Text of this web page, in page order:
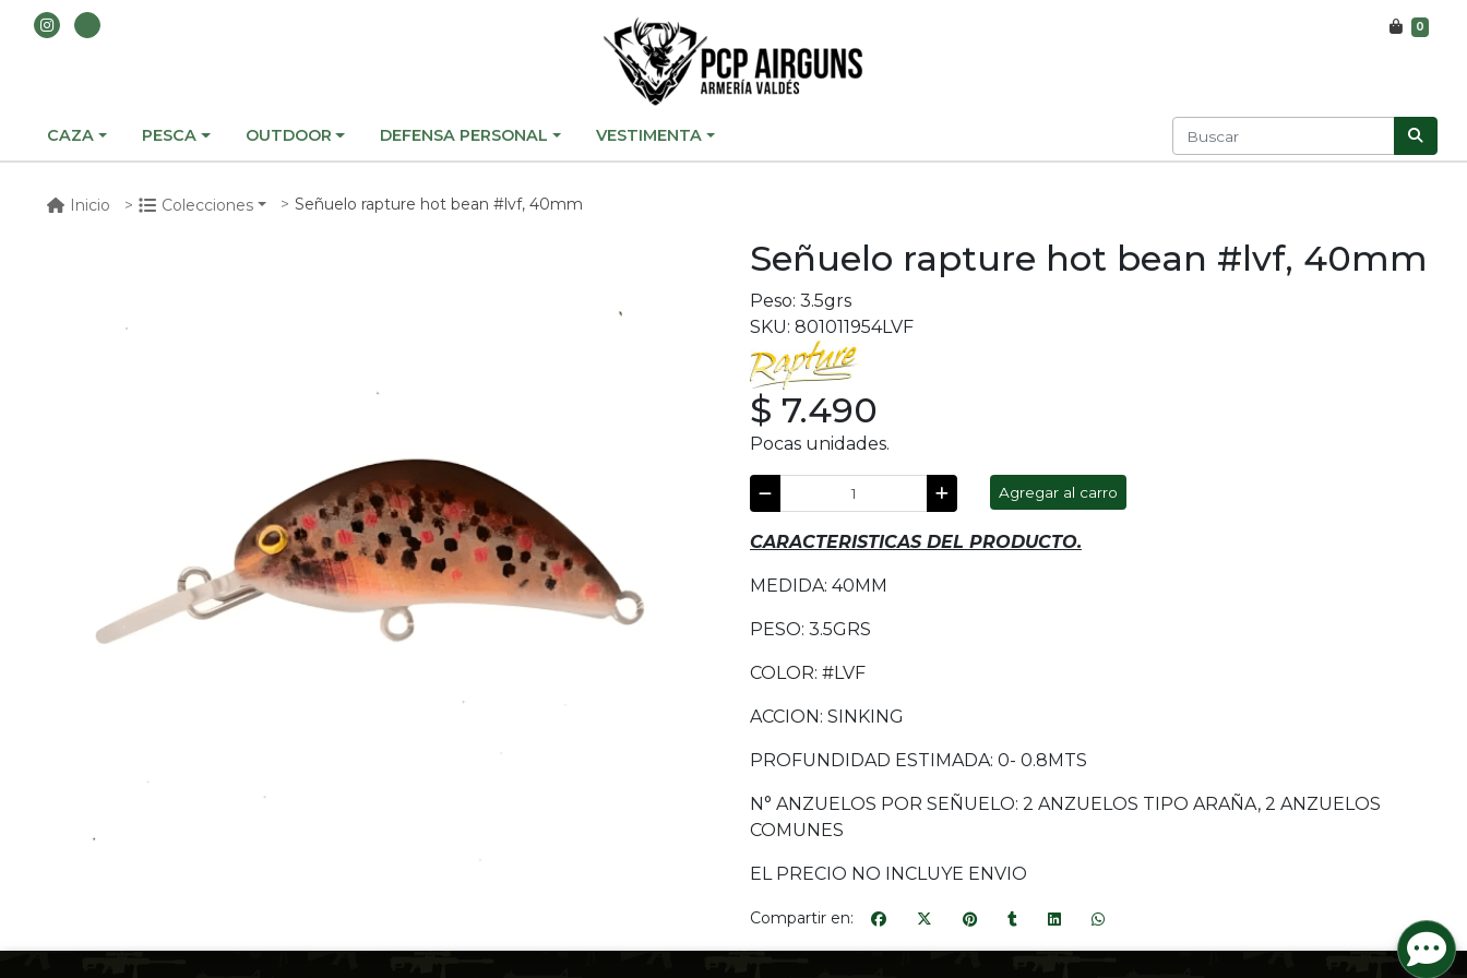
0
CAZA PESCA OUTDOOR DEFENSA PERSONAL VESTIMENTA
Inicio Colecciones Señuelo rapture hot bean #lvf, 40mm
Señuelo rapture hot bean #lvf, 40mm
Peso: 3.5grs
SKU: 801011954LVF
$ 7.490
Pocas unidades.
Agregar al carro
CARACTERISTICAS DEL PRODUCTO.
MEDIDA: 40MM
PESO: 3.5GRS
COLOR: #LVF
ACCION: SINKING
PROFUNDIDAD ESTIMADA: 0- 0.8MTS
N° ANZUELOS POR SEÑUELO: 2 ANZUELOS TIPO ARAÑA, 2 ANZUELOS
COMUNES
EL PRECIO NO INCLUYE ENVIO
Compartir en: